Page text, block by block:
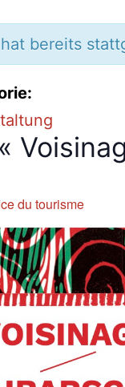
bereits
du tourisme